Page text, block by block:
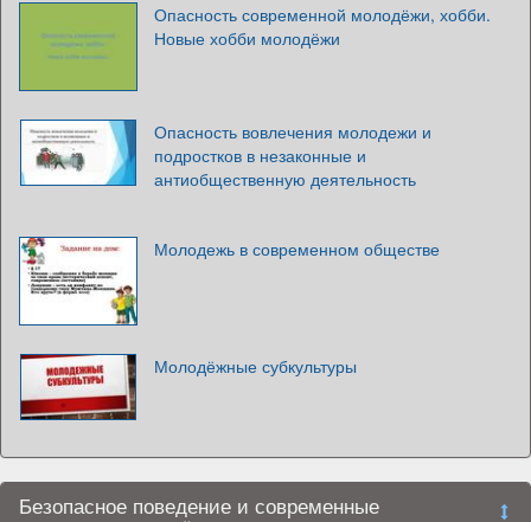
Опасность современной молодёжи, хобби.
Новые хобби молодёжи
Опасность вовлечения молодежи и
подростков в незаконные и
антиобщественную деятельность
Молодежь в современном обществе
Молодёжные субкультуры
Безопасное поведение и современные